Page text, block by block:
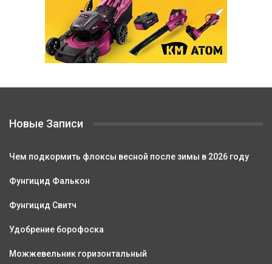
Новые Записи
Чем подкормить флоксы весной после зимы в 2026 году
Фунгицид Фалькон
Фунгицид Свитч
Удобрение борофоска
Можжевельник горизонтальный